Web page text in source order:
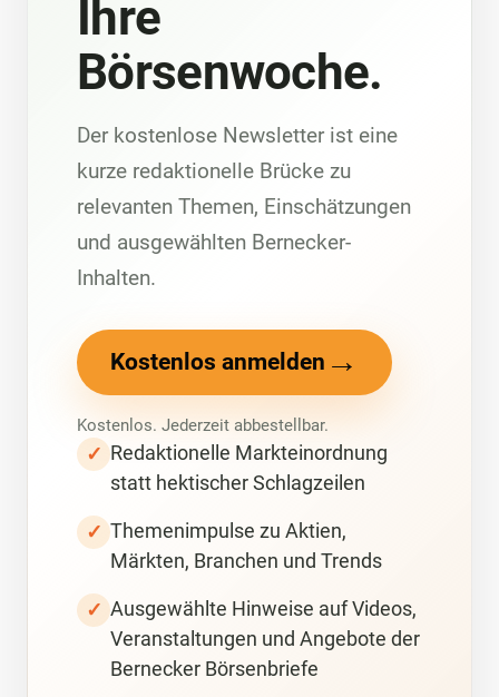
Ihre
Börsenwoche.
Der kostenlose Newsletter ist eine
kurze redaktionelle Brücke zu
relevanten Themen, Einschätzungen
und ausgewählten Bernecker-
Inhalten.
Kostenlos anmelden →
Kostenlos. Jederzeit abbestellbar.
✓ Redaktionelle Markteinordnung
statt hektischer Schlagzeilen
✓ Themenimpulse zu Aktien,
Märkten, Branchen und Trends
✓ Ausgewählte Hinweise auf Videos,
Veranstaltungen und Angebote der
Bernecker Börsenbriefe